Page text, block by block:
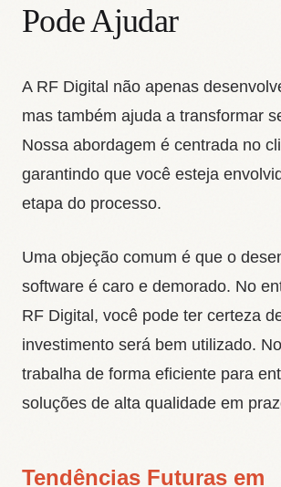
Pode Ajudar
A RF Digital não apenas
mas também ajuda a transformar
Nossa abordagem é centrada no
garantindo que você esteja
etapa do processo.
Uma objeção comum é que o
software é caro e demorado. No
RF Digital, você pode ter certeza
investimento será bem utilizado.
trabalha de forma eficiente para
soluções de alta qualidade em
Tendências Futuras em